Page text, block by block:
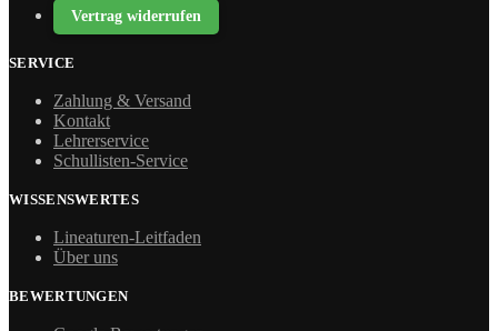
Vertrag widerrufen
SERVICE
Zahlung & Versand
Kontakt
Lehrerservice
Schullisten-Service
WISSENSWERTES
Lineaturen-Leitfaden
Über uns
BEWERTUNGEN